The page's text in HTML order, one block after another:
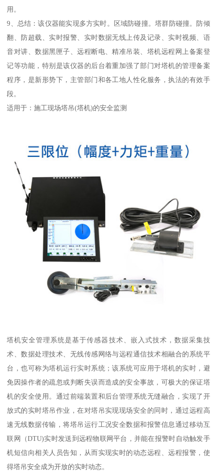
用。
9、总结：该仪器能实现多方实时。区域防碰撞。塔群防碰撞。防倾
翻、防超载、实时报警、实时数据无线上传及记录、实时视频、语
音对讲、数据黑匣子、远程断电、精准吊装、塔机远程网上备案登
记等功能，特别是该仪器的后台着重加强了部门对塔机的管理备案
程序，是新形势下，主管部门和各工地人性化服务，执法的有效手
段。
适用于：施工现场塔吊(塔机)的安全监测
塔机安全管理系统是基于传感器技术、嵌入式技术，数据采集技
术、数据处理技术、无线传感网络与远程通信技术相融合的系统平
台，也可称为塔机运行实时系统；该系统可应用于塔机的实时，避
免因操作者的疏忽或判断失误而造成的安全事故，可极大的保证塔
机的安全使用。通过前端装置和后台管理系统无缝融合，实现了开
放式的实时塔吊作业，在对塔吊实现现场安全的同时，通过远程高
速无线数据传输，将塔吊运行工况安全数据和报警信息通过移动互
联网（DTU)实时发送到远程物联网平台，并能在报警时自动触发手
机短信向相关人员告知，从而实现实时的动态远程、远程报警，使
得塔吊安全成为开放的实时动态。